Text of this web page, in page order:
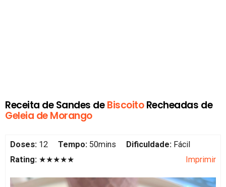
Receita de Sandes deBiscoitoRecheadas de
Geleia de Morango
Doses: 12 Tempo: 50mins Dificuldade: Fácil
Rating: ★★★★★ Imprimir